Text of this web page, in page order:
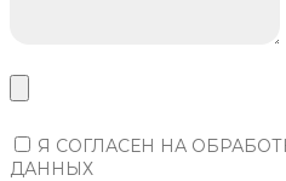
Я СОГЛАСЕН НА
ДАННЫХ